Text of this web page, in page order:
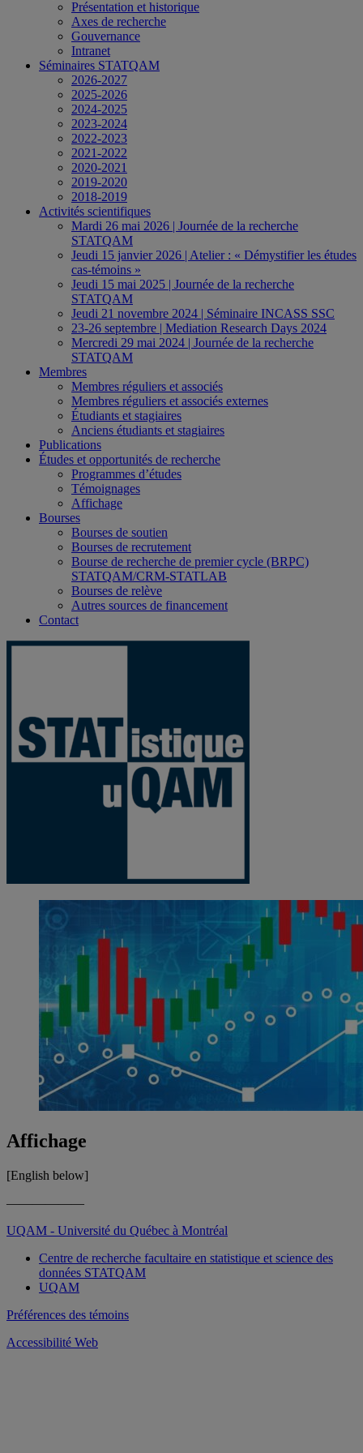
Présentation et historique
Axes de recherche
Gouvernance
Intranet
Séminaires STATQAM
2026-2027
2025-2026
2024-2025
2023-2024
2022-2023
2021-2022
2020-2021
2019-2020
2018-2019
Activités scientifiques
Mardi 26 mai 2026 | Journée de la recherche
STATQAM
Jeudi 15 janvier 2026 | Atelier : « Démystifier les études
cas-témoins »
Jeudi 15 mai 2025 | Journée de la recherche
STATQAM
Jeudi 21 novembre 2024 | Séminaire INCASS SSC
23-26 septembre | Mediation Research Days 2024
Mercredi 29 mai 2024 | Journée de la recherche
STATQAM
Membres
Membres réguliers et associés
Membres réguliers et associés externes
Étudiants et stagiaires
Anciens étudiants et stagiaires
Publications
Études et opportunités de recherche
Programmes d’études
Témoignages
Affichage
Bourses
Bourses de soutien
Bourses de recrutement
Bourse de recherche de premier cycle (BRPC)
STATQAM/CRM-STATLAB
Bourses de relève
Autres sources de financement
Contact
Affichage
[English below]
——————
UQAM - Université du Québec à Montréal
Centre de recherche facultaire en statistique et science des
données STATQAM
UQAM
Préférences des témoins
Accessibilité Web